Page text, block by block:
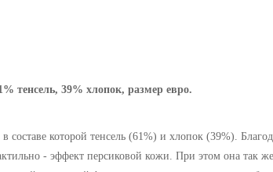
тенсель, 39% хлопок, размер евро.
которой тенсель (61%) и хлопок (39%).
- эффект персиковой кожи. При этом она так